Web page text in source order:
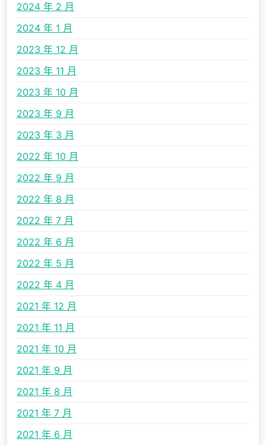
2024 年 2 月
2024 年 1 月
2023 年 12 月
2023 年 11 月
2023 年 10 月
2023 年 9 月
2023 年 3 月
2022 年 10 月
2022 年 9 月
2022 年 8 月
2022 年 7 月
2022 年 6 月
2022 年 5 月
2022 年 4 月
2021 年 12 月
2021 年 11 月
2021 年 10 月
2021 年 9 月
2021 年 8 月
2021 年 7 月
2021 年 6 月